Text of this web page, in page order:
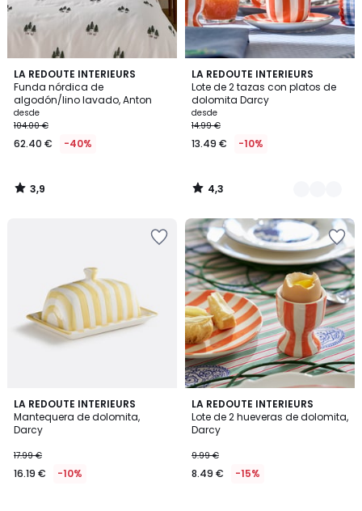
LA REDOUTE INTERIEURS
Funda nórdica de
algodón/lino lavado, Anton
desde
104.00 €
62.40 € -40%
3,9
/ 5
3,9
/
LA REDOUTE INTERIEURS
Lote de 2 tazas con platos de
dolomita Darcy
desde
14.99 €
13.49 € -10%
4,3
/ 5
3
Colores
4,3
/
LA REDOUTE INTERIEURS
Mantequera de dolomita,
Darcy
17.99 €
16.19 € -10%
4,8
/ 5
LA REDOUTE INTERIEURS
Lote de 2 hueveras de dolomita,
Darcy
9.99 €
8.49 € -15%
4,3
/ 5
3
Colores